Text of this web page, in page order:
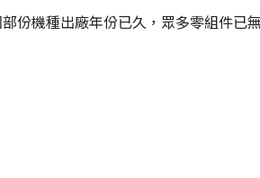
份機種出廠年份已久，眾多零組件已